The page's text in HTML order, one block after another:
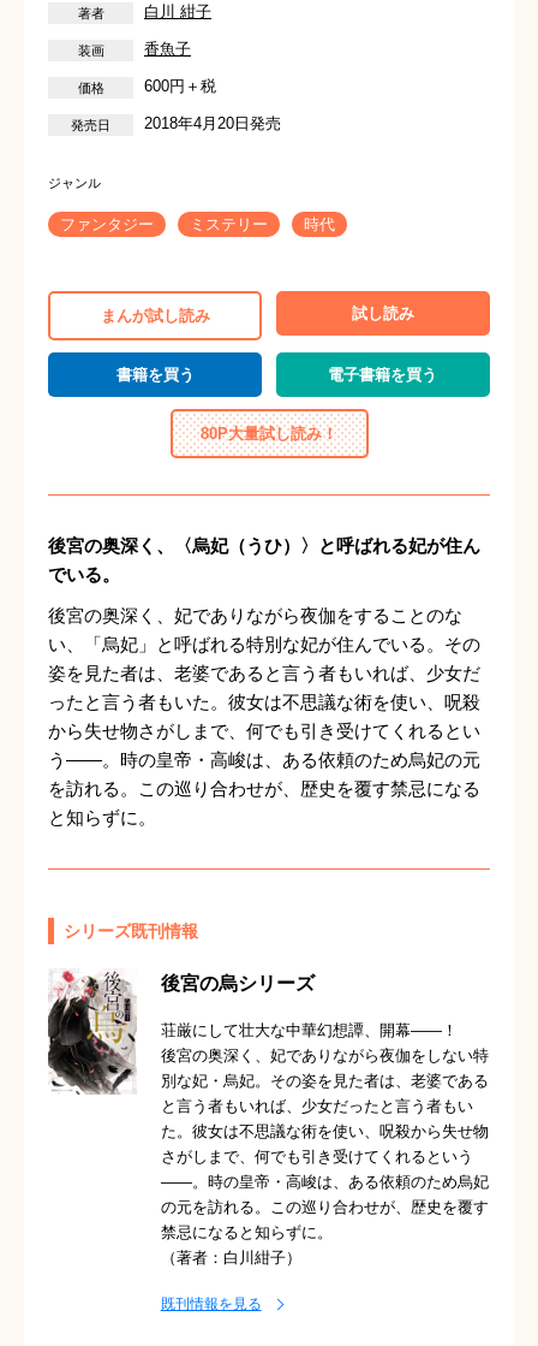
白川 紺子
香魚子
600円＋税
2018年4月20日発売
ファンタジー ミステリー 時代
まんが試し読み 試し読み
書籍を買う 電子書籍を買う
80P大量試し読み！
後宮の奥深く、〈烏妃（うひ）〉と呼ばれる妃が住ん
でいる。
後宮の奥深く、妃でありながら夜伽をすることのな
い、「烏妃」と呼ばれる特別な妃が住んでいる。その
姿を見た者は、老婆であると言う者もいれば、少女だ
ったと言う者もいた。彼女は不思議な術を使い、呪殺
から失せ物さがしまで、何でも引き受けてくれるとい
う――。時の皇帝・高峻は、ある依頼のため烏妃の元
を訪れる。この巡り合わせが、歴史を覆す禁忌になる
と知らずに。
シリーズ既刊情報
後宮の烏シリーズ
荘厳にして壮大な中華幻想譚、開幕――！
後宮の奥深く、妃でありながら夜伽をしない特
別な妃・烏妃。その姿を見た者は、老婆である
と言う者もいれば、少女だったと言う者もい
た。彼女は不思議な術を使い、呪殺から失せ物
さがしまで、何でも引き受けてくれるという
――。時の皇帝・高峻は、ある依頼のため烏妃
の元を訪れる。この巡り合わせが、歴史を覆す
禁忌になると知らずに。
（著者： 白川紺子）
既刊情報を見る